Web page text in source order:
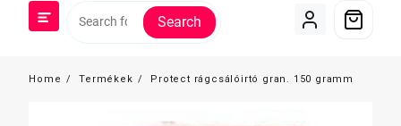
Search
Home Termékek Protect rágcsálóirtó gran. 150 gramm